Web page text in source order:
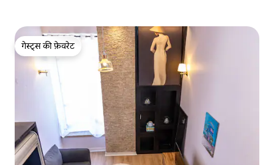
गेस्ट्स की फ़ेवरेट
गेस्ट्स की फ़ेवरेट